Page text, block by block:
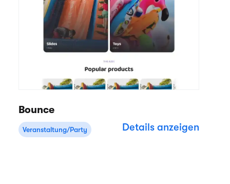
Bounce
Veranstaltung/Party Details anzeigen